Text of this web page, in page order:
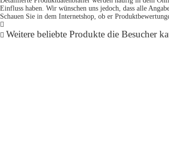
Einfluss haben. Wir wünschen uns jedoch, dass alle
Schauen Sie in dem Internetshop, ob er
Weitere beliebte Produkte die Besucher